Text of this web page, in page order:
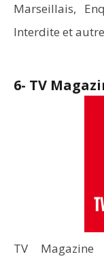
Marseillais,
Interdite et
6- TV
TV